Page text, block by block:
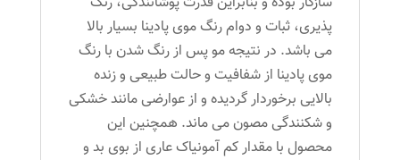
پذیری، ثبات و دوام رنگ موی پادینا بسیار بالا
می باشد. در نتیجه مو پس از رنگ شدن با رنگ
موی پادینا از شفافیت و حالت طبیعی و زنده
بالایی برخوردار گردیده و از عوارضی مانند خشکی
و شکنندگی مصون می ماند. همچنین این
محصول با مقدار کم آمونیاک عاری از بوی بد و